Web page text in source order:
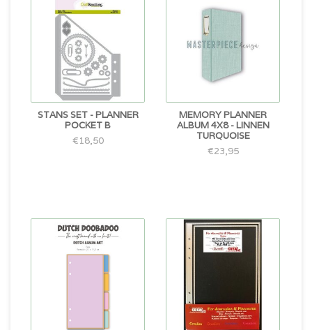
STANS SET - PLANNER
POCKET B
€18,50
MEMORY PLANNER
ALBUM 4X8 - LINNEN
TURQUOISE
€23,95